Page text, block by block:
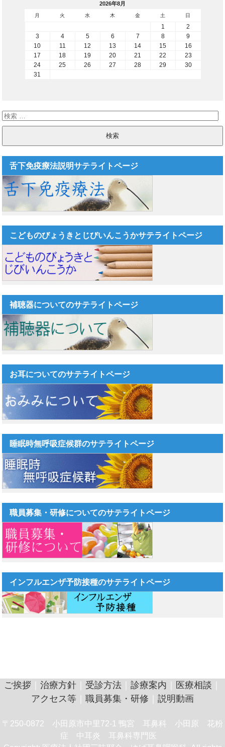
2026年8月
月 火 水 木 金 土 日
1
2
3
4 5 6 7 8
9
10
11 12 13 14 15
16
17
18 19 20 21 22
23
24
25 26 27 28 29
30
31
舌下免疫療法説明サテライトページ
こどものびょうきとじびいんこうかサテライトページ
補聴器についてのサテライトページ
お耳についてのサテライトページ
睡眠時無呼吸症候群のサテライトページ
職員募集・研修についてのサテライトページ
インフルエンザ予防接種のサテライトページ
ご挨拶 治療方針 受診方法 診療案内 医療相談
アクセス等
職員募集・研修 説明動画
〒250-0872 小田原市中里72-1 鴨宮 耳鼻科 小田原 花粉
症 中耳炎 耳鼻科専門医